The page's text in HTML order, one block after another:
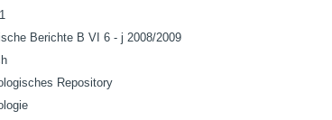
Berichte B VI 6 - j 2008/2009
Repository